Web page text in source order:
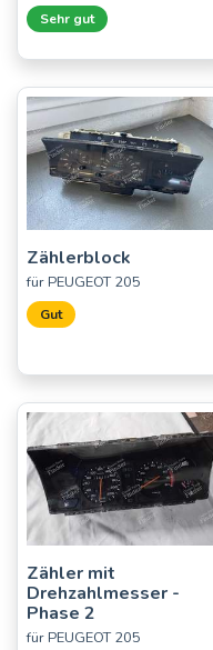
Sehr gut
Zählerblock
für PEUGEOT 205
Gut
Zähler mit
Drehzahlmesser -
Phase 2
für PEUGEOT 205